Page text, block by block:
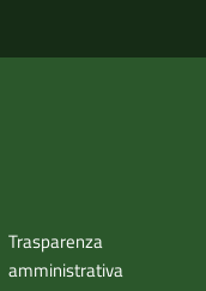
Trasparenza
amministrativa